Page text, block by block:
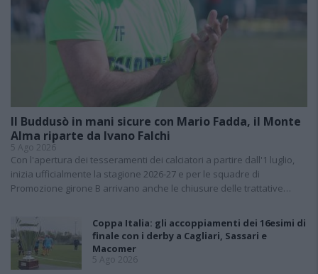
Il Buddusò in mani sicure con Mario Fadda, il Monte
Alma riparte da Ivano Falchi
5 Ago 2026
Con l'apertura dei tesseramenti dei calciatori a partire dall'1 luglio,
inizia ufficialmente la stagione 2026-27 e per le squadre di
Promozione girone B arrivano anche le chiusure delle trattative…
Coppa Italia: gli accoppiamenti dei 16esimi di
finale con i derby a Cagliari, Sassari e
Macomer
5 Ago 2026